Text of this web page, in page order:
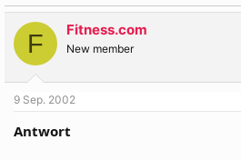
F Fitness.com
New member
9 Sep. 2002
Antwort